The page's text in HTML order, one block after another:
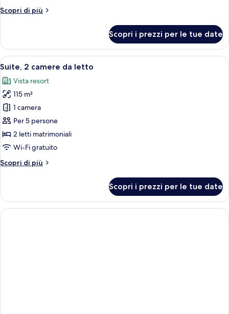
da
piscina
Scopri di più
Altri
2
camere
da
vista
piscina
Scopri i prezzi per le tue date
Apri
tutte
le
foto
per
Suite,
2
camere
letto
Una camera d'albergo con un letto
8
Suite, 2 camere da letto
Vista resort
115 m²
1 camera
Per 5 persone
2 letti matrimoniali
Wi-Fi gratuito
Scopri di più
Altri
2
camere
da
Scopri i prezzi per le tue date